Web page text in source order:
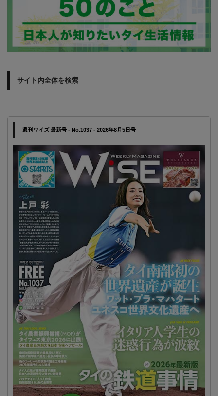
サイト内全体を検索
週刊ワイズ 最新号 - No.1037 - 2026年8月5日号